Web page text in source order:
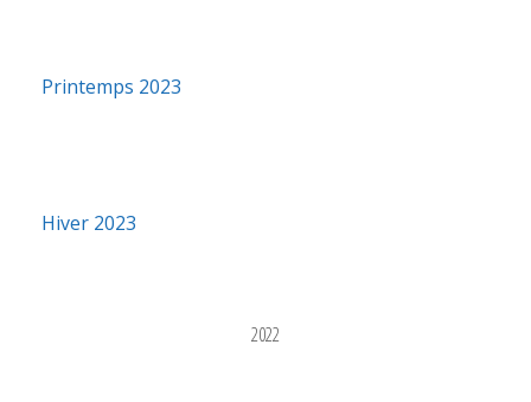
Printemps 2023
Hiver 2023
2022